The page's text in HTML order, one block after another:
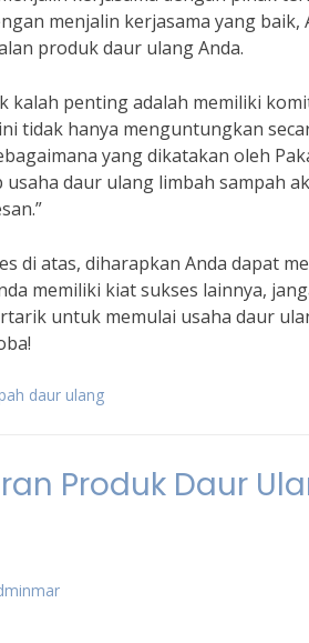
menjalin kerjasama yang
produk daur ulang Anda.
kalah penting adalah memiliki
tidak hanya menguntungkan
yang dikatakan oleh
daur ulang limbah sampah
di atas, diharapkan Anda dapat
memiliki kiat sukses lainnya,
untuk memulai usaha daur
daur ulang
Produk Daur